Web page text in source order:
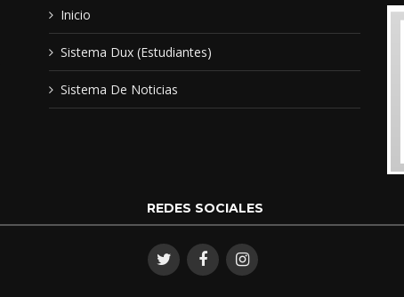
Inicio
Sistema Dux (Estudiantes)
Sistema De Noticias
REDES SOCIALES